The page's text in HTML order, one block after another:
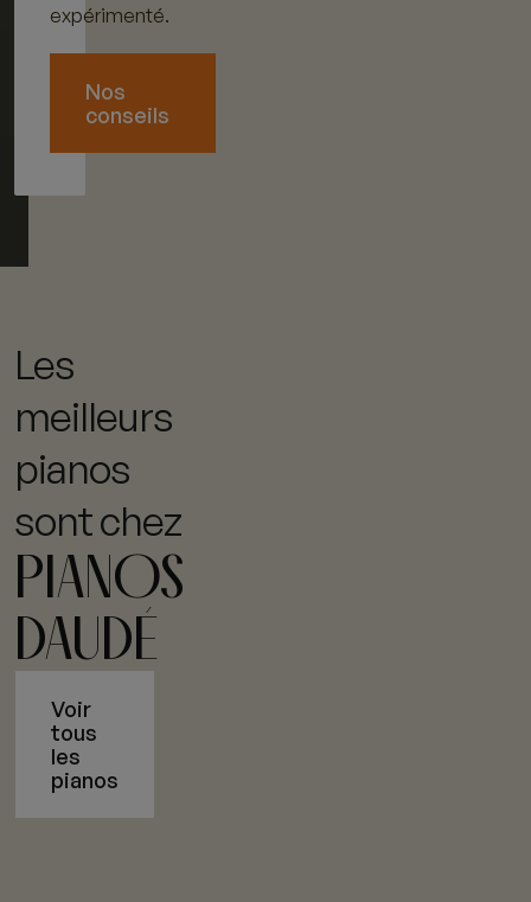
expérimenté.
Nos
conseils
Les
meilleurs
pianos
sont chez
PIANOS
DAUDÉ
Voir
tous
les
pianos